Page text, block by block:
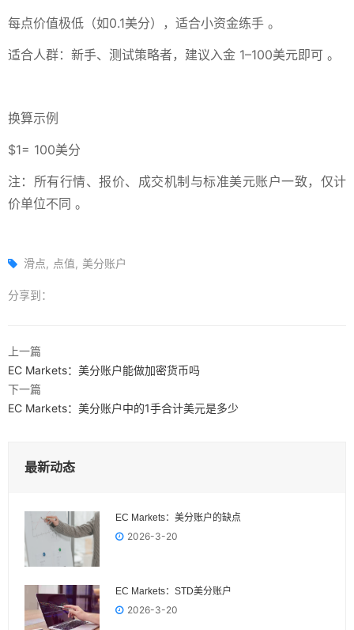
每点价值极低（如0.1美分），适合小资金练手 。
适合人群：新手、测试策略者，建议入金 1–100美元即可 。
换算示例
$1= 100美分
注：所有行情、报价、成交机制与标准美元账户一致，仅计
价单位不同 。
滑点 点值 美分账户
分享到：
上一篇
EC Markets：美分账户能做加密货币吗
下一篇
EC Markets：美分账户中的1手合计美元是多少
最新动态
EC Markets：美分账户的缺点
2026-3-20
EC Markets：STD美分账户
2026-3-20